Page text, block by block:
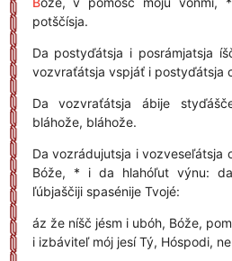
potščísja.
Da postyďátsja i posrámjatsja
vozvraťátsja vspjáť i postyďátsja
Da vozvraťátsja ábije
bláhože, bláhože.
Da vozrádujutsja i vozveseľátsja
Bóže, * i da hlahóľut výnu:
ľúbjaščiji spasénije Tvojé:
áz že níšč jésm i ubóh, Bóže,
i izbáviteľ mój jesí Tý, Hóspodi,